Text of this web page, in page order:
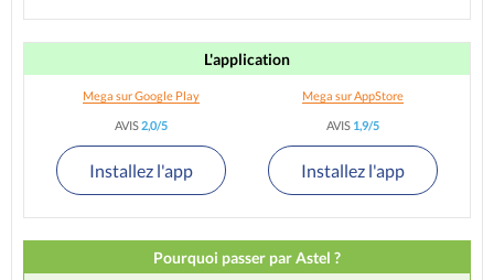
L'application
Mega sur Google Play
AVIS2,0/5
Installez l'app
Mega sur AppStore
AVIS 1,9/5
Installez l'app
Pourquoi passer par Astel ?